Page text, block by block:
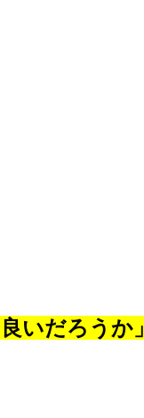
いだろうか」